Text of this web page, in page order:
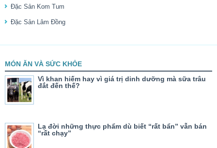
Đặc Sản Kom Tum
Đặc Sản Lâm Đồng
MÓN ĂN VÀ SỨC KHỎE
Vì khan hiếm hay vì giá trị dinh dưỡng mà sữa trâu
đắt đến thế?
Lạ đời những thực phẩm dù biết “rất bẩn” vẫn bán
“rất chạy”